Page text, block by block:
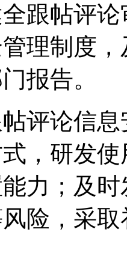
全跟帖评
理制度
报告。
帖评论信
，研发
力；及
险，采